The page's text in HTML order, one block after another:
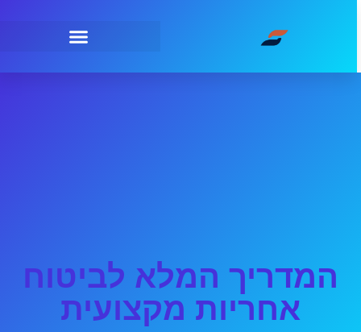
המדריך המלא לביטוח
אחריות מקצועית